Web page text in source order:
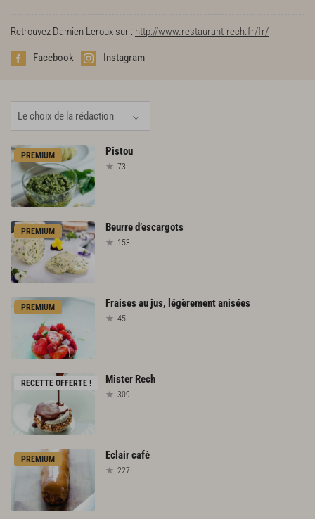
Retrouvez Damien Leroux sur : http://www.restaurant-rech.fr/fr/
Facebook Instagram
PREMIUM Pistou
73
PREMIUM Beurred’escargots
153
PREMIUM Fraisesaujus, légèrementanisées
45
RECETTE OFFERTE ! Mister Rech
309
PREMIUM Eclaircafé
227